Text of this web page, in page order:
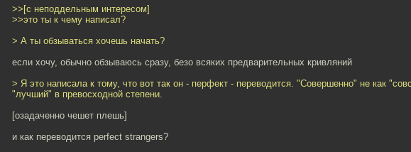
>>[с неподдельным интересом]
>>это ты к чему написал?
> А ты обзываться хочешь начать?
если хочу, обычно обзываюсь сразу, безо всяких предварительных кривляний
> Я это написала к тому, что вот так он - перфект - переводится. "Совершенно" не как
"лучший" в превосходной степени.
[озадаченно чешет плешь]
и как переводится perfect strangers?